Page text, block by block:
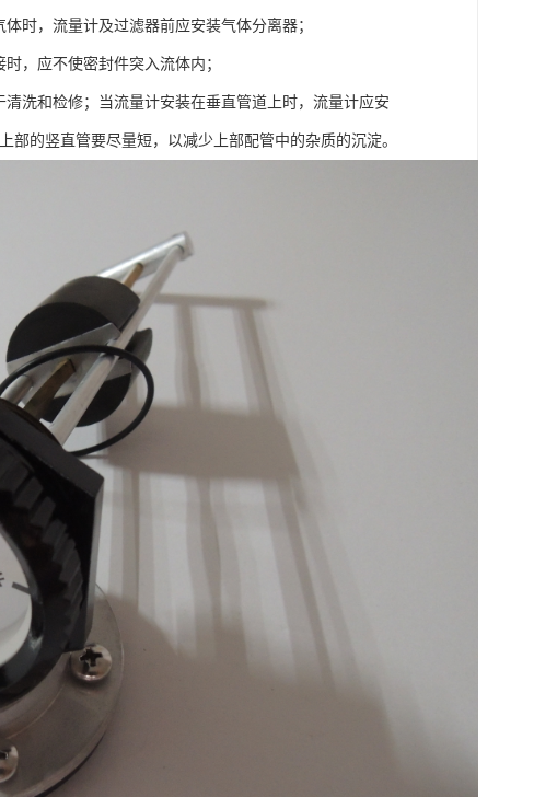
时，流量计及过滤器前应安装气体分离器；
，应不使密封件突入流体内；
洗和检修；当流量计安装在垂直管道上时，流量计应安
的竖直管要尽量短，以减少上部配管中的杂质的沉淀。